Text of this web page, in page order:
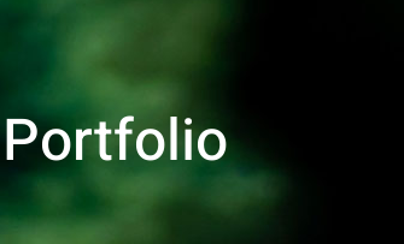
Portfolio